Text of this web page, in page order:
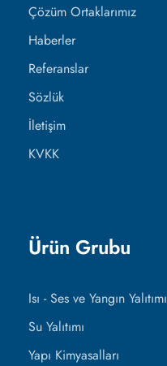
Çözüm Ortaklarımız
Haberler
Referanslar
Sözlük
İletişim
KVKK
Ürün Grubu
Isı - Ses ve Yangın Yalıtımı
Su Yalıtımı
Yapı Kimyasalları